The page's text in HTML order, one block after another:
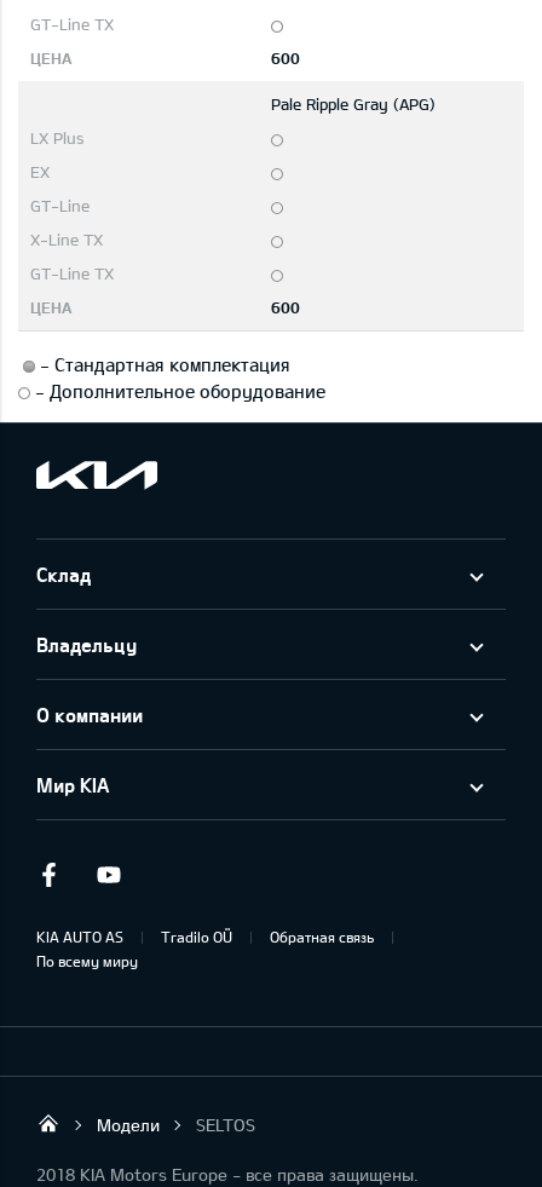
600
Pale Ripple Gray (APG)
600
- Стандартная комплектация
- Дополнительное оборудование
Склад
Владельцу
О компании
Мир KIA
Facebook
KIA AUTO AS Tradilo OÜ
Обратная связь
По всему миру
Tradilo OÜ
Модели SELTOS
2018 KIA Motors Europe - все права защищены.